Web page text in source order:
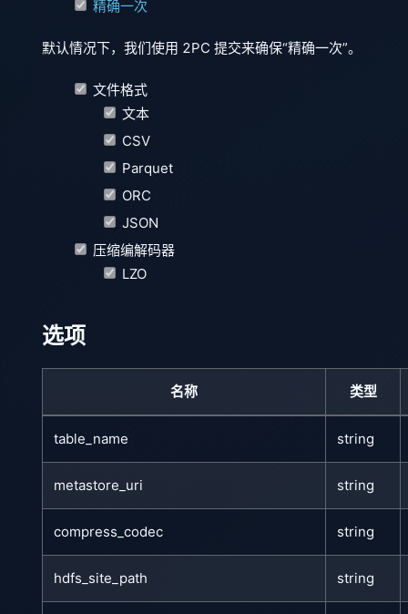
精确一次
默认情况下，我们使用 2PC 提交来确保“精确一次”。
文件格式
文本
CSV
Parquet
ORC
JSON
压缩编解码器
LZO
选项
名称 类型
table_name string
metastore_uri string
compress_codec string
hdfs_site_path string